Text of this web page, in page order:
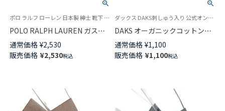
ポロ ラルフ ローレン 日本製 紳士 靴下 2025SS
POLO RALPH LAUREN ガスシ
ル綿 多色 リブ ワンポイント刺
しゅう クルー丈 ビジネス カジ
ュアル メンズ ソックス
通常価格 ¥2,530
販売価格 ¥2,530税込
ダックス DAKS刺しゅう入り 公式オンラインショップ 紳士 靴下
DAKS オーガニックコットン混
リブ カジュアルソックス かか
としっかりホールド 20cm丈 ミ
ドル丈 メンズ 02512677
通常価格 ¥1,100
販売価格 ¥1,100税込